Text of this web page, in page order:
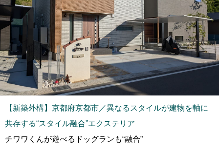
【新築外構】京都府京都市／異なるスタイルが建物を軸に
共存する“スタイル融合”エクステリア
チワワくんが遊べるドッグランも“融合”